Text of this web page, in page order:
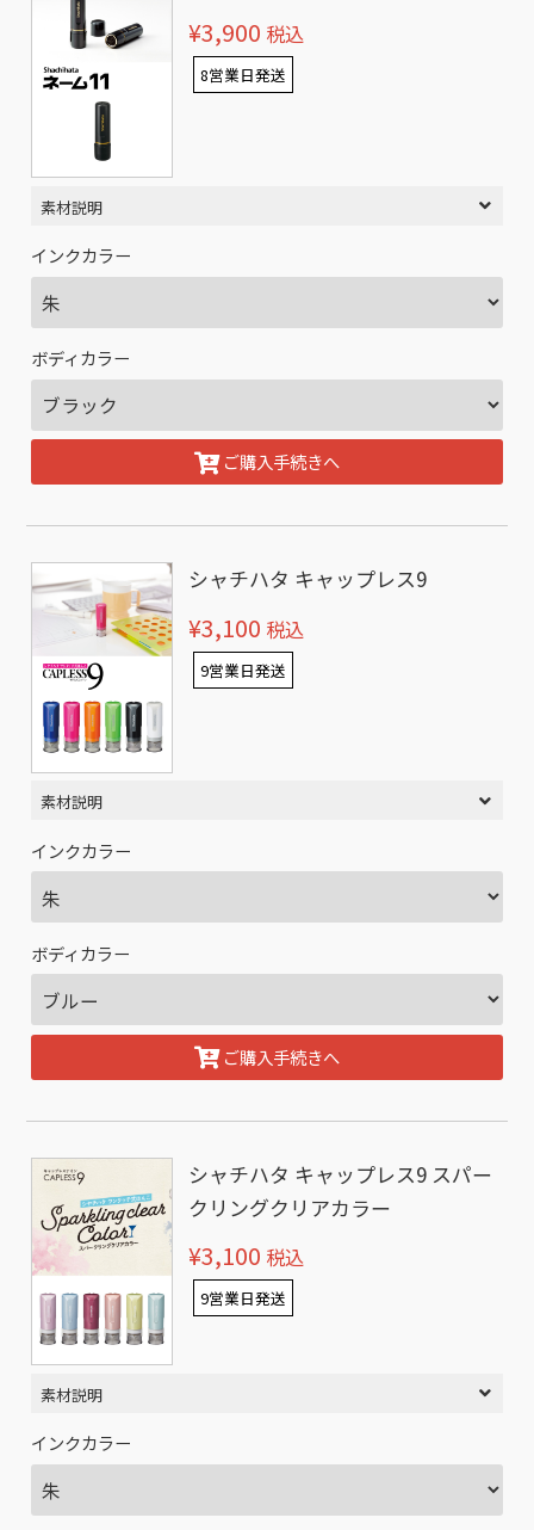
¥3,900 税込
8営業日発送
素材説明
インクカラー
ボディカラー
ご購入手続きへ
シャチハタ キャップレス9
¥3,100 税込
9営業日発送
素材説明
インクカラー
ボディカラー
ご購入手続きへ
シャチハタ キャップレス9 スパー
クリングクリアカラー
¥3,100 税込
9営業日発送
素材説明
インクカラー